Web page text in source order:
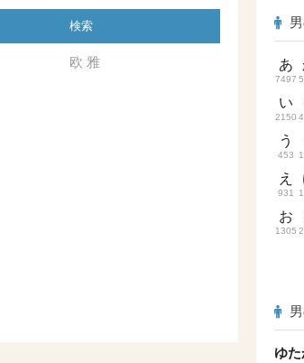
検索
欧 雅 あ
7497
い
2150
う
453
え
931
お
1305
ゆ